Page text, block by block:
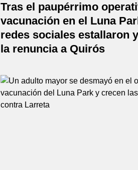
Tras el paupérrimo
vacunación en el Luna
redes sociales estallaron
la renuncia a Quirós